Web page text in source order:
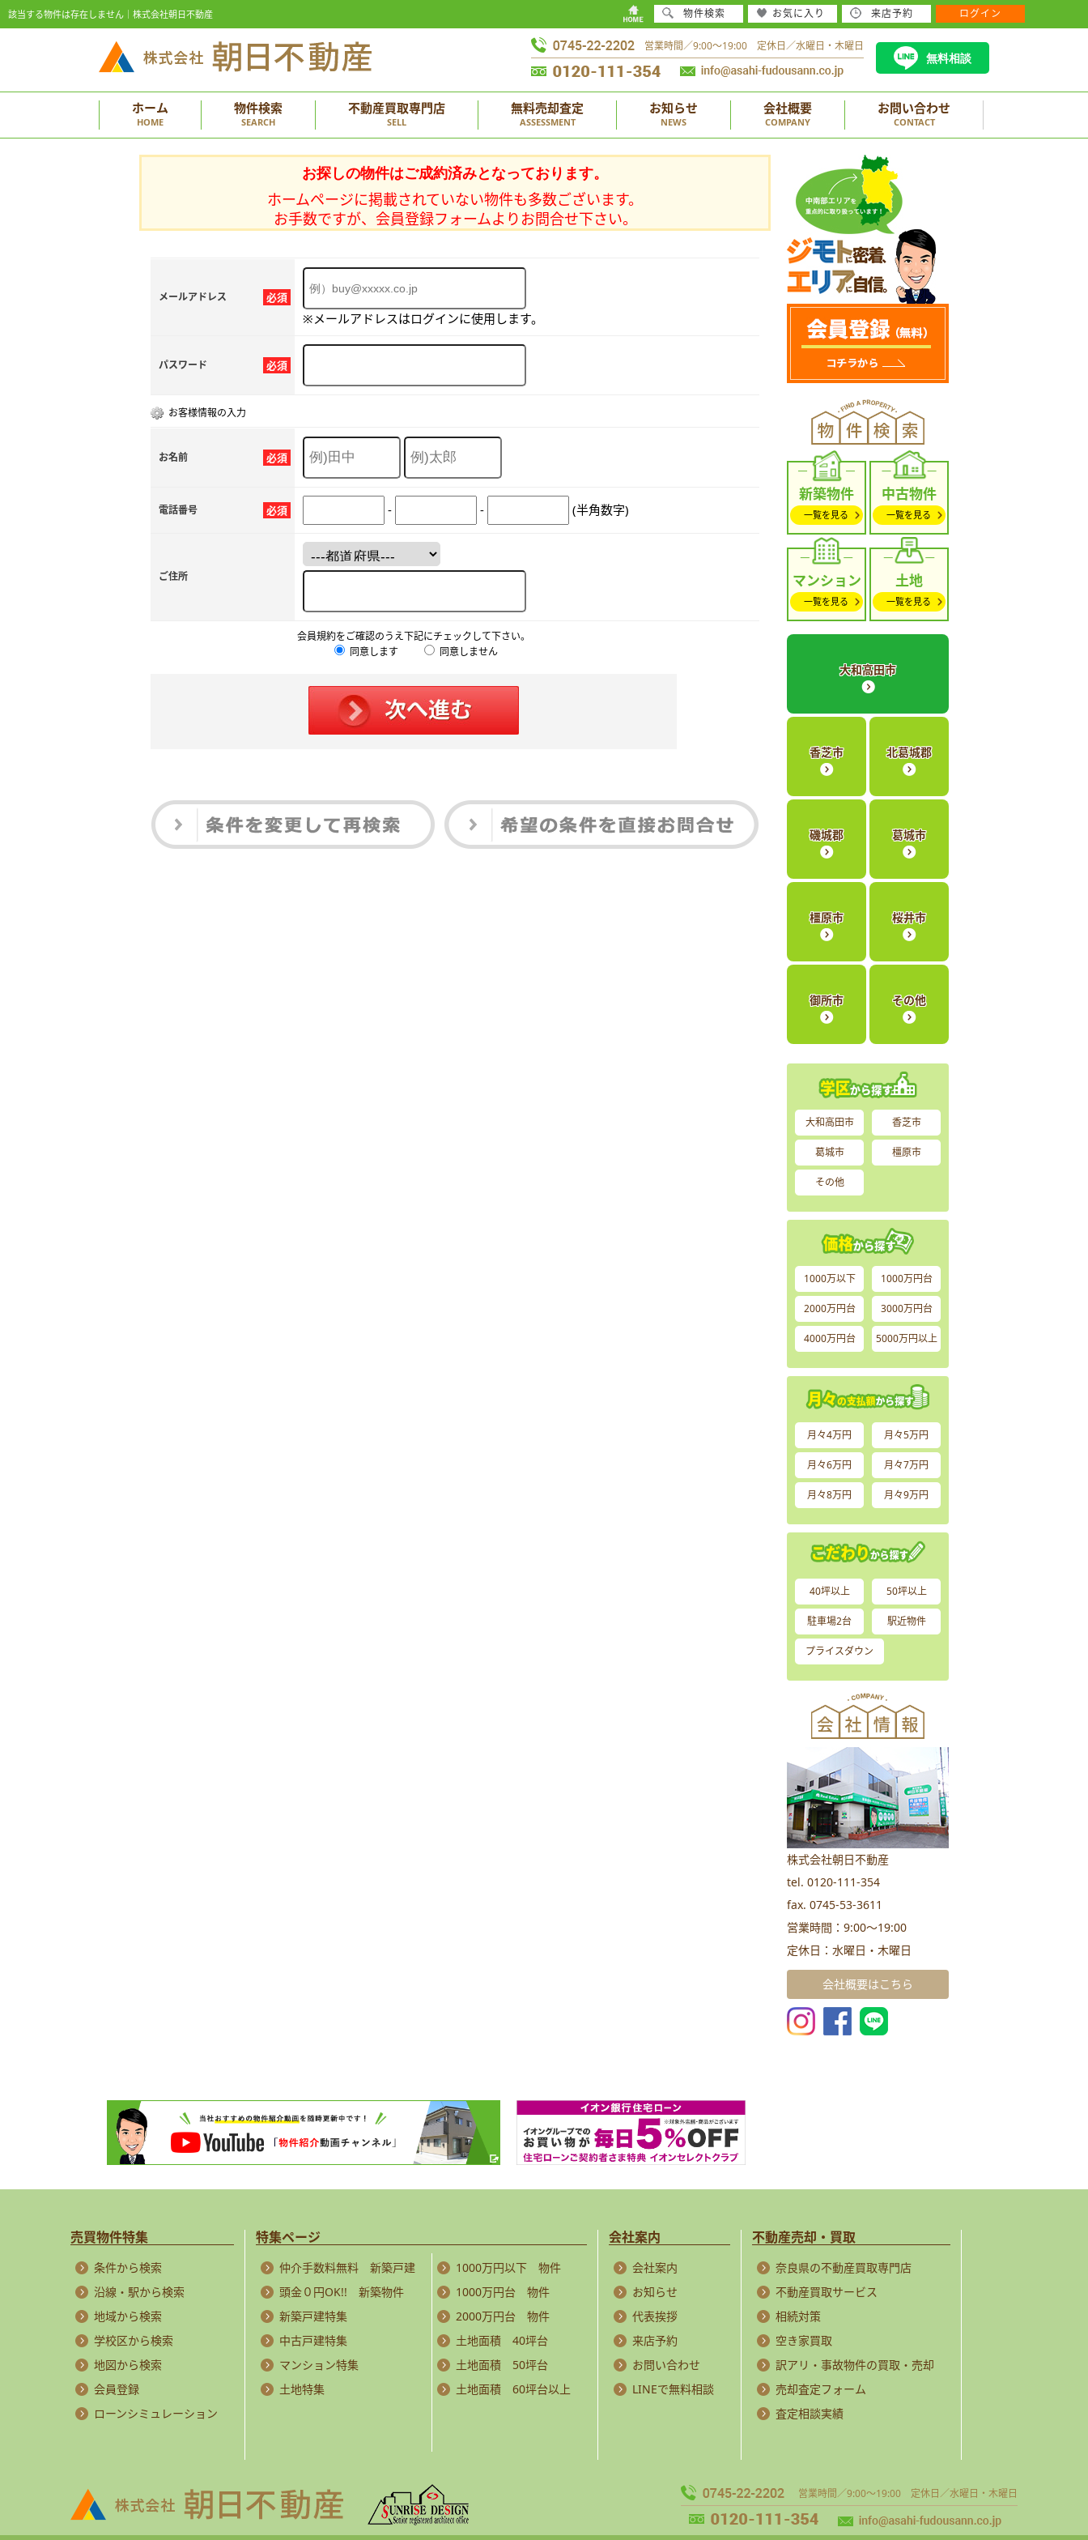
該当する物件は存在しません｜株式会社朝日不動産
営業時間／9:00～19:00 定休日／水曜日・木曜日
無料相談
ホーム
HOME
物件検索
SEARCH
不動産買取専門店
SELL
無料売却査定
ASSESSMENT
お知らせ
NEWS
会社概要
COMPANY
お問い合わせ
CONTACT
お探しの物件はご成約済みとなっております。
ホームページに掲載されていない物件も多数ございます。
お手数ですが、会員登録フォームよりお問合せ下さい。
必須
メールアドレス
※メールアドレスはログインに使用します。
必須
パスワード
お客様情報の入力
必須
お名前
必須
電話番号 - - (半角数字)
ご住所
会員規約をご確認のうえ下記にチェックして下さい。
同意します
同意しません
新築物件
一覧を見る
中古物件
一覧を見る
マンション
一覧を見る
土地
一覧を見る
大和高田市
香芝市 北葛城郡
磯城郡 葛城市
橿原市 桜井市
御所市 その他
大和高田市 香芝市
葛城市 橿原市
その他
1000万以下 1000万円台
2000万円台 3000万円台
4000万円台 5000万円以上
月々4万円 月々5万円
月々6万円 月々7万円
月々8万円 月々9万円
40坪以上 50坪以上
駐車場2台 駅近物件
プライスダウン
株式会社朝日不動産
tel. 0120-111-354
fax. 0745-53-3611
営業時間：9:00～19:00
定休日：水曜日・木曜日
会社概要はこちら
売買物件特集
条件から検索
沿線・駅から検索
地域から検索
学校区から検索
地図から検索
会員登録
ローンシミュレーション
特集ページ
仲介手数料無料 新築戸建
頭金０円OK!! 新築物件
新築戸建特集
中古戸建特集
マンション特集
土地特集
1000万円以下 物件
1000万円台 物件
2000万円台 物件
土地面積 40坪台
土地面積 50坪台
土地面積 60坪台以上
会社案内
会社案内
お知らせ
代表挨拶
来店予約
お問い合わせ
LINEで無料相談
不動産売却・買取
奈良県の不動産買取専門店
不動産買取サービス
相続対策
空き家買取
訳アリ・事故物件の買取・売却
売却査定フォーム
査定相談実績
営業時間／9:00～19:00 定休日／水曜日・木曜日
物件検索 お気に入り 来店予約 ログイン